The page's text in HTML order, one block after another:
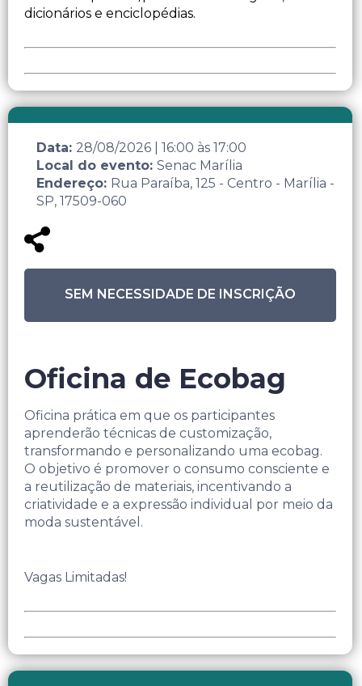
dicionários e enciclopédias.
Data: 28/08/2026 16:00 às 17:00
Local do evento: Senac Marília
Endereço: Rua Paraíba, 125 - Centro - Marília -
SP, 17509-060
SEM NECESSIDADE DE INSCRIÇÃO
Oficina de Ecobag
Oficina prática em que os participantes
aprenderão técnicas de customização,
transformando e personalizando uma ecobag.
O objetivo é promover o consumo consciente e
a reutilização de materiais, incentivando a
criatividade e a expressão individual por meio da
moda sustentável.
Vagas Limitadas!